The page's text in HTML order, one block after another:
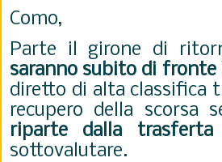
Como,
Parte il girone di
saranno subito di fronte
diretto di alta classifica
recupero della scorsa
riparte dalla trasferta
sottovalutare.